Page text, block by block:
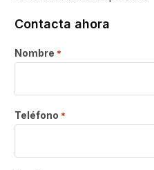
Contacta ahora
Nombre *
Teléfono *